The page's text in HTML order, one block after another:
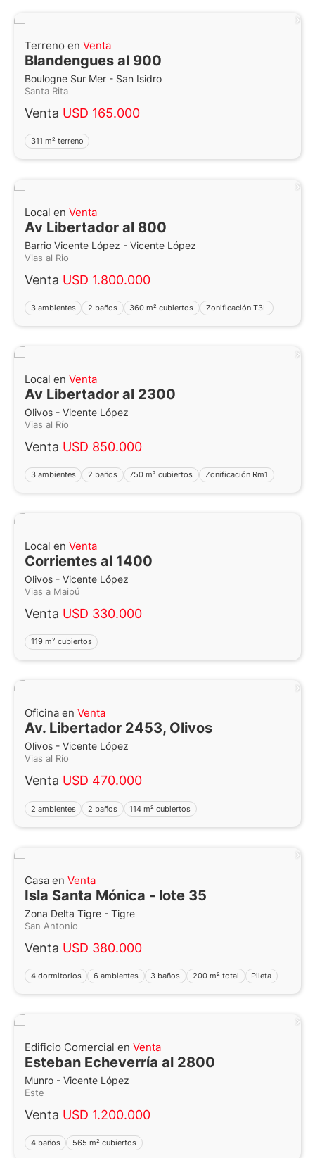
Terreno en Venta
Blandengues al 900
Boulogne Sur Mer - San Isidro
Santa Rita
Venta USD 165.000
311 m² terreno
Local en Venta
Av Libertador al 800
Barrio Vicente López - Vicente López
Vias al Rio
Venta USD 1.800.000
3 ambientes 2 baños 360 m² cubiertos Zonificación T3L
Local en Venta
Av Libertador al 2300
Olivos - Vicente López
Vias al Río
Venta USD 850.000
3 ambientes 2 baños 750 m² cubiertos Zonificación Rm1
Local en Venta
Corrientes al 1400
Olivos - Vicente López
Vias a Maipú
Venta USD 330.000
119 m² cubiertos
Oficina en Venta
Av. Libertador 2453, Olivos
Olivos - Vicente López
Vias al Río
Venta USD 470.000
2 ambientes 2 baños 114 m² cubiertos
Casa en Venta
Isla Santa Mónica - lote 35
Zona Delta Tigre - Tigre
San Antonio
Venta USD 380.000
4 dormitorios 6 ambientes 3 baños 200 m² total Pileta
Edificio Comercial en Venta
Esteban Echeverría al 2800
Munro - Vicente López
Este
Venta USD 1.200.000
4 baños 565 m² cubiertos